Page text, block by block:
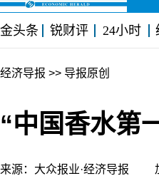
金头条 锐财评 24小时
经济导报 >> 导报原创
“中国香水第
来源：大众报业·经济导报